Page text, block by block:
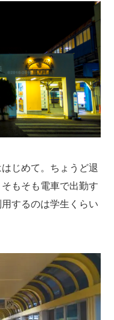
じめて。ちょうど退
もそも電車で出勤す
するのは学生くらい